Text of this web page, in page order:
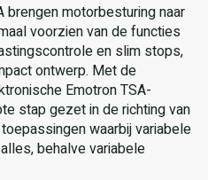
motorbesturing naar
voorzien van de functies
en slim stops,
ontwerp. Met de
Emotron TSA-
stap gezet in de richting van
waarbij variabele
behalve variabele